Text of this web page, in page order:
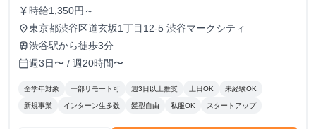
currency_yen 時給1,350円～
place東京都渋谷区道玄坂1丁目12-5 渋谷マークシティ
train渋谷駅から徒歩3分
calendar_today週3日〜 / 週20時間〜
全学年対象 一部リモート可 週3日以上推奨 土日OK 未経験OK
新規事業 インターン生多数 髪型自由 私服OK スタートアップ